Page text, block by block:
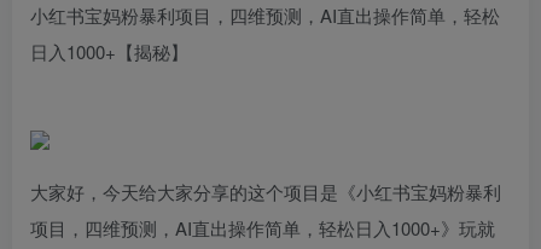
小红书宝妈粉暴利项目，四维预测，AI直出操作简单，轻松
日入1000+【揭秘】
大家好，今天给大家分享的这个项目是《小红书宝妈粉暴利
项目，四维预测，AI直出操作简单，轻松日入1000+》玩就